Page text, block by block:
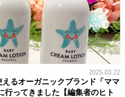
2025.03.22
るオーガニックブランド「ママ
行ってきました【編集者のヒト